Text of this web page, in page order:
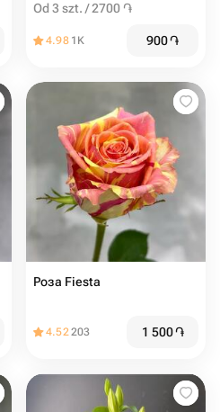
Od 3 szt. / 2700 ֏
4.98 1K 900֏
Роза Fiesta
4.52203 1 500֏